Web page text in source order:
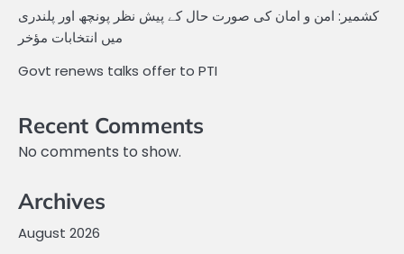
کشمیر: امن و امان کی صورت حال کے پیش نظر پونچھ اور پلندری
میں انتخابات مؤخر
Govt renews talks offer to PTI
Recent Comments
No comments to show.
Archives
August 2026